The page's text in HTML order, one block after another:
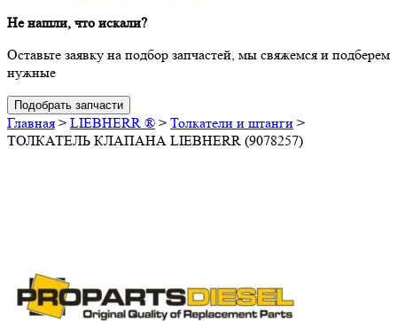
Не нашли, что искали?
Оставьте заявку на подбор запчастей, мы свяжемся и подберем
нужные
Подобрать запчасти
Главная > LIEBHERR ® > Толкатели и штанги >
ТОЛКАТЕЛЬ КЛАПАНА LIEBHERR (9078257)